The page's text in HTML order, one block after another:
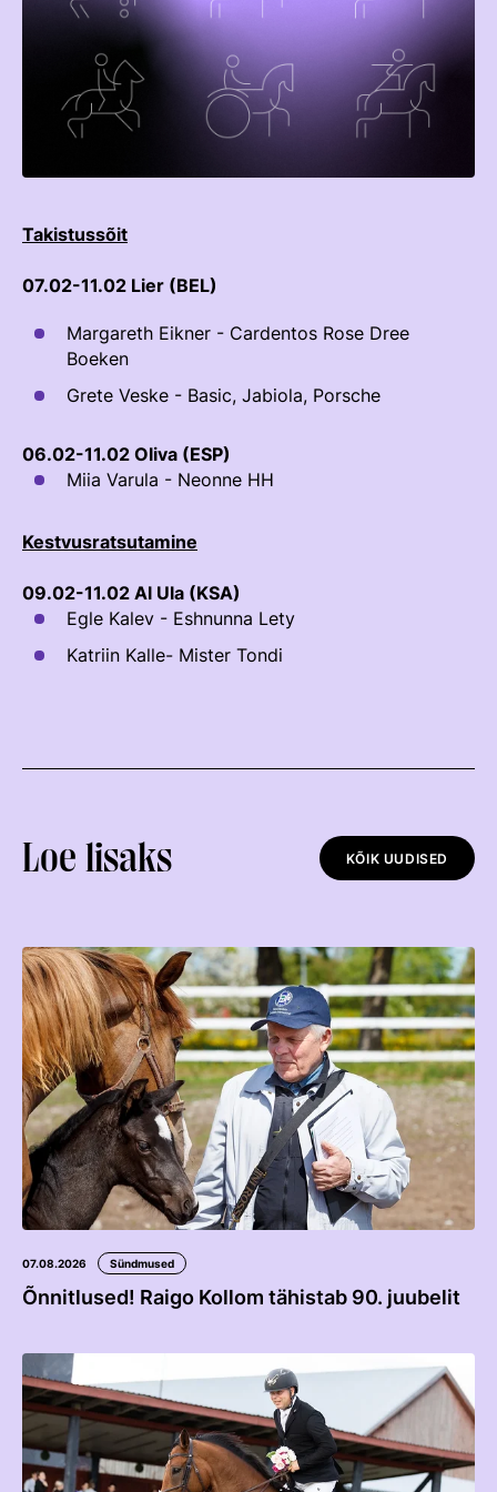
TEENUSTE HINNAKIRI
AJALUGU
Ajajoon
Eesti Ratsasportlased Tiitlivõistlustel
Aastaraamatud
KLUBID
PROJEKTID
HOBUSTE HEAOLU
TURVALINE SPORT
AUSA MÄNGU PÕHIMÕTTED
Mänedžer Ja Komitee
Välisvõistlustel Osaleja Meelespea
KOOLISÕIT JA PARAKOOLISÕIT
Võistlussarjad
Edetabelid
Ametnikud
Mänedžer Ja Komiteed
Regulatsioonid
Võistluskalender
Ametnikud
Komitee
KESTVUSRATSUTAMINE
Regulatsioonid
Võistluskalender
Võistlussarjad
Edetabelid
Ametnikud
Koolitused
Välisvõistlustel Osaleja Meelespea
RAKENDISPORT
Regulatsioonid
Võistluskalender
Võistlussarjad
Taastaotlemine
Õppematerjalid
Kutseeksam
EOK Treenerite Register
KONTROLLI EOK TREENERI KUTSET
Takistussõit
07.02-11.02 Lier (BEL)
Margareth Eikner - Cardentos Rose Dree
Boeken
Grete Veske - Basic, Jabiola, Porsche
06.02-11.02 Oliva (ESP)
Miia Varula - Neonne HH
Kestvusratsutamine
09.02-11.02 Al Ula (KSA)
Egle Kalev - Eshnunna Lety
Katriin Kalle- Mister Tondi
Loe lisaks KÕIK UUDISED
07.08.2026 Sündmused
Õnnitlused! Raigo Kollom tähistab 90. juubelit